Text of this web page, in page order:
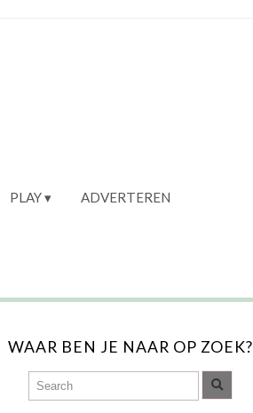
PLAY ADVERTEREN
WAAR BEN JE NAAR OP ZOEK?